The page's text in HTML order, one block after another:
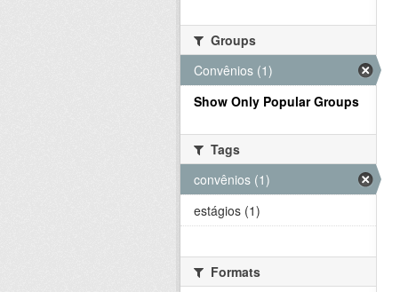
Groups
Convênios (1)
Show Only Popular Groups
Tags
convênios (1)
estágios (1)
Formats